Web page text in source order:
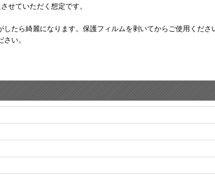
せていただく想定です。
たら綺麗になります。保護フィルムを剥いてからご使用くださ
い。